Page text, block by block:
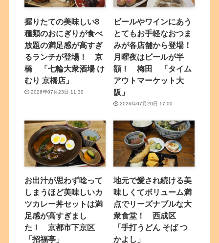
握りたての美味しい8
種類のおにぎりが食べ
放題の満足感が高すぎ
るランチが登場！ 京
橋 「七輪大衆酒場 け
むり 京橋店」
2026年07月23日 11:30
ビールやワインにあう
とてもお手軽なおつま
みが各店舗から登場！
月曜夜はビールが半
額！ 梅田 「タイム
アウトマーケット大
阪」
2026年07月20日 17:00
お出汁が思わず唸って
しまうほど美味しいカ
ツカレー丼セットは満
足感が高すぎまし
た！ 京都市下京区
「招福亭」
地元で愛され続ける美
味しくてボリューム満
点でリーズナブルな大
衆食堂！ 西成区
「手打うどん そば つ
かよし」